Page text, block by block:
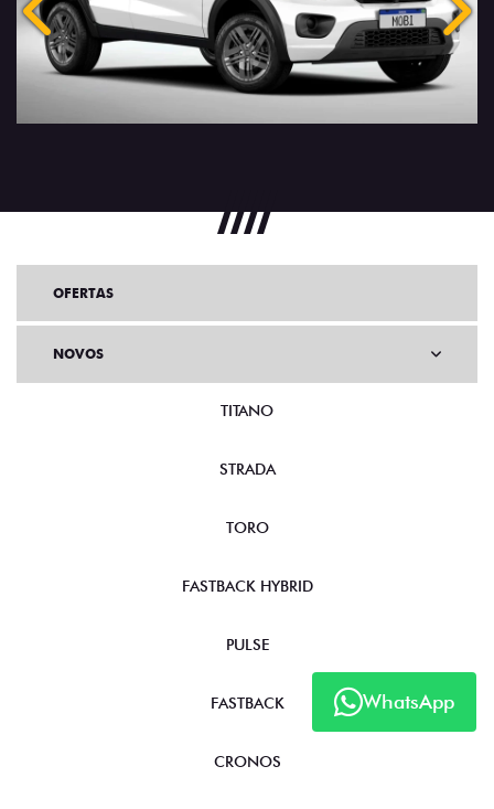
Anterior
WhatsApp
OFERTAS
NOVOS
TITANO
STRADA
TORO
FASTBACK HYBRID
PULSE
FASTBACK
CRONOS